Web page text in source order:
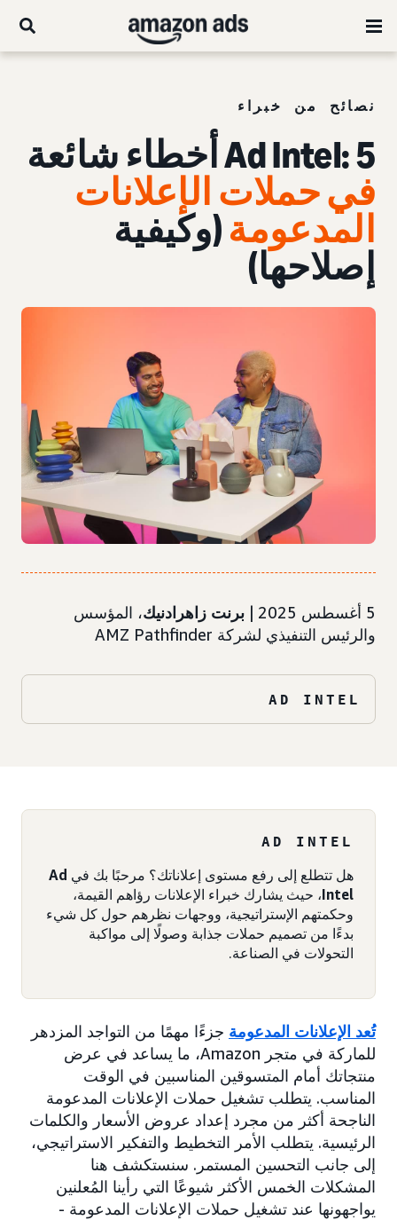
نصائح من خبراء
Ad Intel:5 أخطاء شائعة
في حملات الإعلانات
المدعومة(وكيفية
إصلاحها)
5 أغسطس 2025 | برنت زاهرادنيك، المؤسس
والرئيس التنفيذي لشركة AMZ Pathfinder
AD INTEL
AD INTEL
هل تتطلع إلى رفع مستوى إعلاناتك؟ مرحبًا بك في Ad
Intel، حيث يشارك خبراء الإعلانات رؤاهم القيمة،
وحكمتهم الإستراتيجية، ووجهات نظرهم حول كل شيء
بدءًا من تصميم حملات جذابة وصولًا إلى مواكبة
التحولات في الصناعة.
تُعد الإعلانات المدعومة جزءًا مهمًا من التواجد المزدهر
للماركة في متجر Amazon، ما يساعد في عرض
منتجاتك أمام المتسوقين المناسبين في الوقت
المناسب. يتطلب تشغيل حملات الإعلانات المدعومة
الناجحة أكثر من مجرد إعداد عروض الأسعار والكلمات
الرئيسية. يتطلب الأمر التخطيط والتفكير الاستراتيجي،
إلى جانب التحسين المستمر. سنستكشف هنا
المشكلات الخمس الأكثر شيوعًا التي رأينا المُعلنين
يواجهونها عند تشغيل حملات الإعلانات المدعومة -